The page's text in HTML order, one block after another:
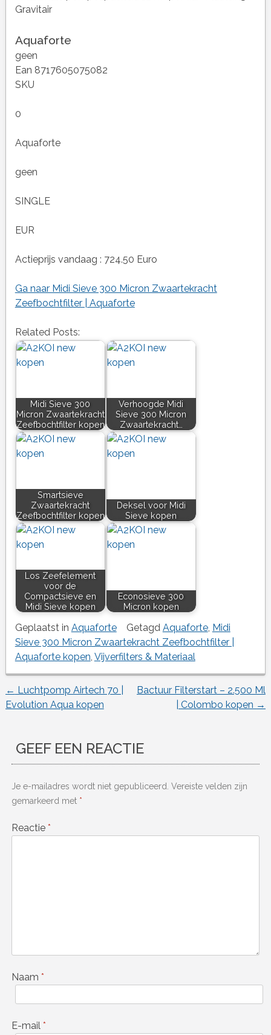
Gravitair
Aquaforte
geen
Ean 8717605075082
SKU
0
Aquaforte
geen
SINGLE
EUR
Actieprijs vandaag : 724.50 Euro
Ga naar Midi Sieve 300 Micron Zwaartekracht
Zeefbochtfilter | Aquaforte
Related Posts:
Midi Sieve 300
Micron Zwaartekracht
Zeefbochtfilter kopen
Verhoogde Midi
Sieve 300 Micron
Zwaartekracht…
Smartsieve
Zwaartekracht
Zeefbochtfilter kopen
Deksel voor Midi
Sieve kopen
Los Zeefelement
voor de
Compactsieve en
Midi Sieve kopen
Econosieve 300
Micron kopen
Geplaatst in Aquaforte Getagd Aquaforte, Midi
Sieve 300 Micron Zwaartekracht Zeefbochtfilter |
Aquaforte kopen Vijverfilters & Materiaal
Berichtnavigatie
← Luchtpomp Airtech 70 |
Evolution Aqua kopen
Bactuur Filterstart – 2.500 Ml
| Colombo kopen →
GEEF EEN REACTIE
Je e-mailadres wordt niet gepubliceerd. Vereiste velden zijn
gemarkeerd met *
Reactie *
Naam *
E-mail *